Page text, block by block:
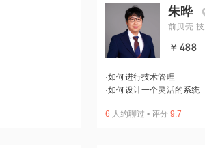
朱晔
前贝壳
￥488
·如何进行技术管理
·如何设计一个灵活的系统
6 人约聊过 • 评分 9.7